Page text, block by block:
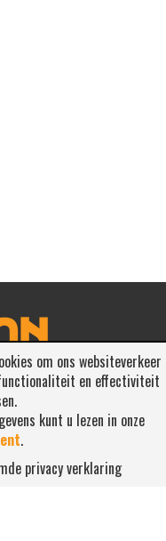
om ons websiteverkeer
en effectiviteit
kunt u lezen in onze
.
privacy verklaring